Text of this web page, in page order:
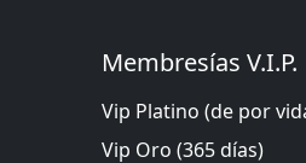
Membresías V.I.P.
Vip Platino (de por
Vip Oro (365 días)